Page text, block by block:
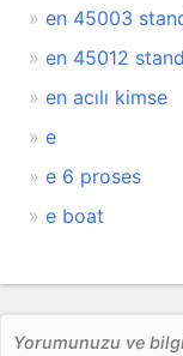
en 45003
en 45012
en acılı kimse
e
e 6 proses
e boat
Yorumunuzu ve